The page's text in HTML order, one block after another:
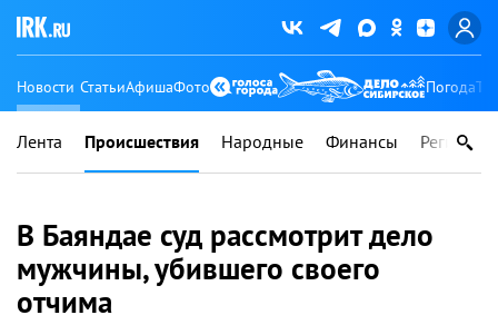
Новости СтатьиАфишаФото Погода
Лента Происшествия Народные Финансы Регионы
В Баяндае суд рассмотрит дело
мужчины, убившего своего
отчима